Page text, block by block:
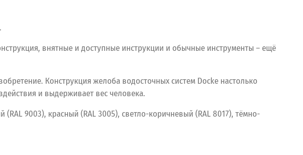
внятные и доступные инструкции и обычные инструменты – ещё
Конструкция желоба водосточных систем Docke настолько
и выдерживает вес человека.
(RAL9003), красный (RAL3005), светло-коричневый (RAL8017), тёмно-